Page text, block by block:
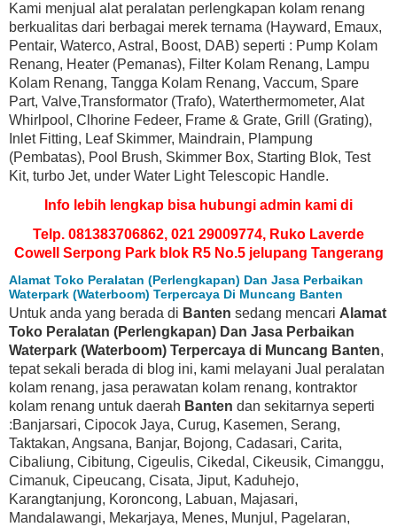
Kami menjual alat peralatan perlengkapan kolam renang
berkualitas dari berbagai merek ternama (Hayward, Emaux,
Pentair, Waterco, Astral, Boost, DAB) seperti : Pump Kolam
Renang, Heater (Pemanas), Filter Kolam Renang, Lampu
Kolam Renang, Tangga Kolam Renang, Vaccum, Spare
Part, Valve,Transformator (Trafo), Waterthermometer, Alat
Whirlpool, Clhorine Fedeer, Frame & Grate, Grill (Grating),
Inlet Fitting, Leaf Skimmer, Maindrain, Plampung
(Pembatas), Pool Brush, Skimmer Box, Starting Blok, Test
Kit, turbo Jet, under Water Light Telescopic Handle.
Info lebih lengkap bisa hubungi admin kami di
Telp. 081383706862, 021 29009774, Ruko Laverde
Cowell Serpong Park blok R5 No.5 jelupang Tangerang
Alamat Toko Peralatan (Perlengkapan) Dan Jasa Perbaikan
Waterpark (Waterboom) Terpercaya Di Muncang Banten
Untuk anda yang berada di Banten sedang mencari Alamat
Toko Peralatan (Perlengkapan) Dan Jasa Perbaikan
Waterpark (Waterboom) Terpercaya di Muncang Banten,
tepat sekali berada di blog ini, kami melayani Jual peralatan
kolam renang, jasa perawatan kolam renang, kontraktor
kolam renang untuk daerah Banten dan sekitarnya seperti
:Banjarsari, Cipocok Jaya, Curug, Kasemen, Serang,
Taktakan, Angsana, Banjar, Bojong, Cadasari, Carita,
Cibaliung, Cibitung, Cigeulis, Cikedal, Cikeusik, Cimanggu,
Cimanuk, Cipeucang, Cisata, Jiput, Kaduhejo,
Karangtanjung, Koroncong, Labuan, Majasari,
Mandalawangi, Mekarjaya, Menes, Munjul, Pagelaran,